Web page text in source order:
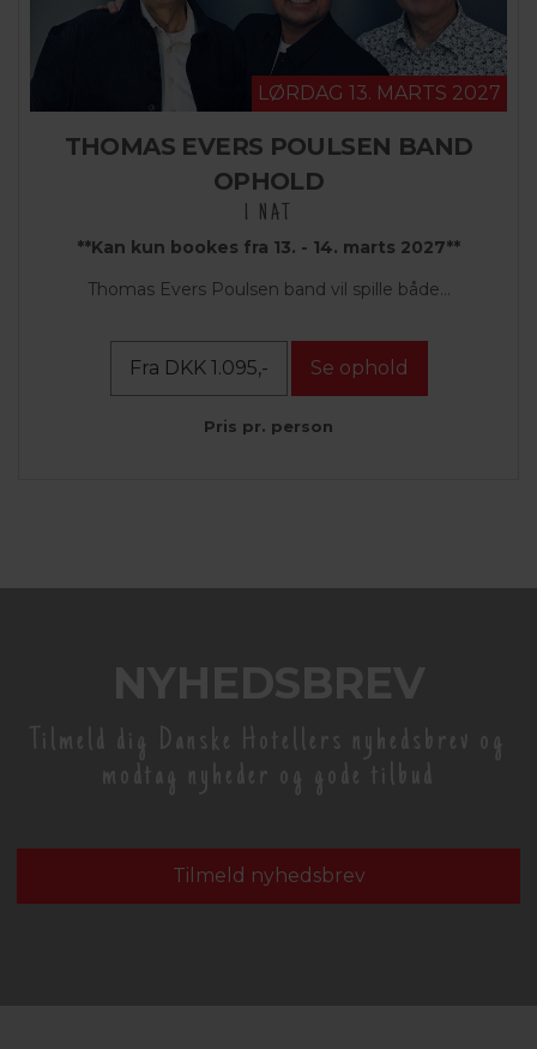
LØRDAG 13. MARTS 2027
THOMAS EVERS POULSEN BAND
OPHOLD
1 NAT
**Kan kun bookes fra 13. - 14. marts 2027**
Thomas Evers Poulsen band vil spille både...
Fra DKK 1.095,- Se ophold
Pris pr. person
NYHEDSBREV
Tilmeld dig Danske Hotellers nyhedsbrev og
modtag nyheder og gode tilbud
Tilmeld nyhedsbrev